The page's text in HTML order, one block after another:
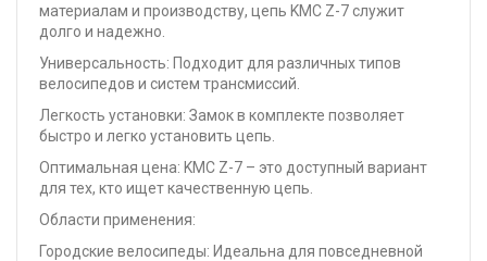
материалам и производству, цепь KMC Z-7 служит
долго и надежно.
Универсальность: Подходит для различных типов
велосипедов и систем трансмиссий.
Легкость установки: Замок в комплекте позволяет
быстро и легко установить цепь.
Оптимальная цена: KMC Z-7 – это доступный вариант
для тех, кто ищет качественную цепь.
Области применения:
Городские велосипеды: Идеальна для повседневной